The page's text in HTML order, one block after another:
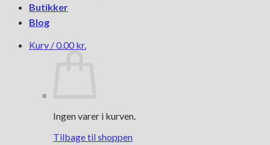
Butikker
Blog
Kurv /0.00 kr.
Ingen varer i kurven.
Tilbage til shoppen